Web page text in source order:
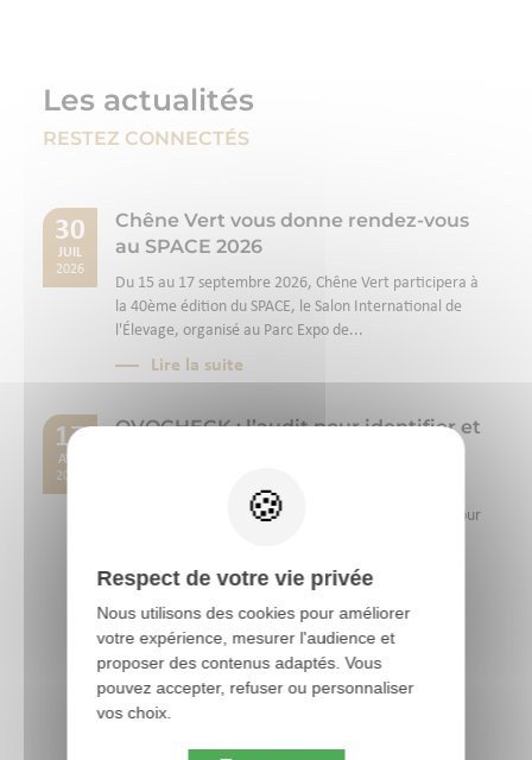
Les actualités
RESTEZ CONNECTÉS
30
JUIL
2026
Chêne Vert vous donne rendez-vous
au SPACE 2026
Du 15 au 17 septembre 2026, Chêne Vert participera à
la 40ème édition du SPACE, le Salon International de
l'Élevage, organisé au Parc Expo de...
Lire la suite
17
AVR
2026
OVOCHECK : l’audit pour identifier et
OVOCHECK est un audit technique innovant conçu pour
Toutes les actus
Respect de votre vie privée
Nous utilisons des cookies pour améliorer
votre expérience, mesurer l'audience et
proposer des contenus adaptés. Vous
pouvez accepter, refuser ou personnaliser
vos choix.